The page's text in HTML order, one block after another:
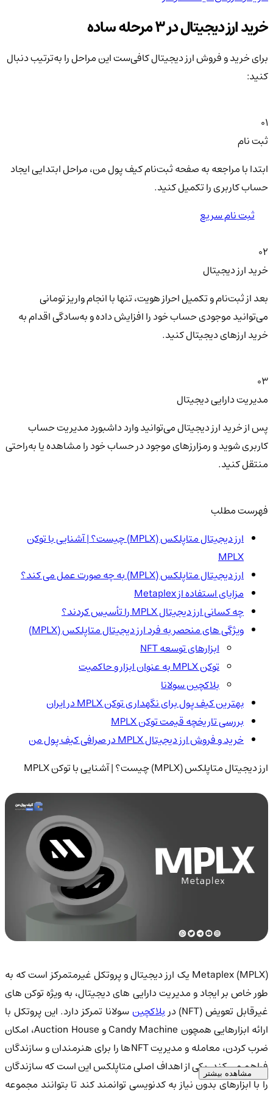
خرید ارز دیجیتال در 3 مرحله ساده
برای خرید و فروش ارز دیجیتال کافی‌ست این مراحل را به‌ترتیب دنبال
کنید:
01
ثبت نام
ابتدا با مراجعه به صفحه ثبت‌نام کیف‌ پول من، مراحل ابتدایی ایجاد
حساب کاربری را تکمیل کنید.
ثبت نام سریع
02
خرید ارز دیجیتال
بعد از ثبت‌نام و تکمیل احراز هویت، تنها با انجام واریز تومانی
می‌توانید موجودی حساب خود را افزایش داده و به‌سادگی اقدام به
خرید ارزهای دیجیتال کنید.
03
مدیریت دارایی دیجیتال
پس از خرید ارز دیجیتال می‌توانید وارد داشبورد مدیریت حساب
کاربری شوید و رمزارزهای موجود در حساب خود را مشاهده یا به‌راحتی
منتقل کنید.
فهرست مطلب
ارز دیجیتال متاپلکس (MPLX) چیست؟ | آشنایی با توکن
MPLX
ارز دیجیتال متاپلکس (MPLX) به چه صورت عمل می کند؟
مزایای استفاده از Metaplex
چه کسانی ارز دیجیتال MPLX را تأسیس کردند؟
ویژگی های منحصر به فرد ارز دیجیتال متاپلکس (MPLX)
ابزارهای توسعه NFT
توکن MPLX به عنوان ابزار و حاکمیت
بلاکچین سولانا
بهترین کیف پول برای نگهداری توکن MPLX در ایران
بررسی تاریخچه قیمت توکن MPLX
خرید و فروش ارز دیجیتال MPLX در صرافی کیف پول من
ارز دیجیتال متاپلکس (MPLX) چیست؟ | آشنایی با توکن MPLX
Metaplex (MPLX) یک ارز دیجیتال و پروتکل غیرمتمرکز است که به
طور خاص بر ایجاد و مدیریت دارایی های دیجیتال، به ویژه توکن های
غیرقابل تعویض (NFT) در
بلاکچینسولانا تمرکز دارد. این پروتکل با
ارائه ابزارهایی همچون Candy Machine و Auction House، امکان
ضرب کردن، معامله و مدیریت NFTها را برای هنرمندان و سازندگان
فراهم می کند. یکی از اهداف اصلی متاپلکس این است که سازندگان
را با ابزارهای بدون نیاز به کدنویسی توانمند کند تا بتوانند مجموعه
مشاهده بیشتر